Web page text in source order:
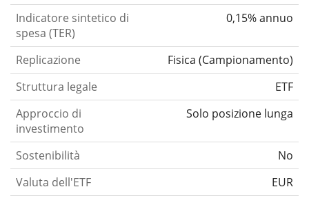
Indicatore sintetico di
spesa (TER)
0,15% annuo
Replicazione Fisica (Campionamento)
Struttura legale
ETF
Approccio di
investimento
Solo posizione lunga
Sostenibilità
No
Valuta dell'ETF
EUR